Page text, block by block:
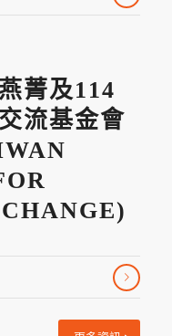
菁及114
流基金會